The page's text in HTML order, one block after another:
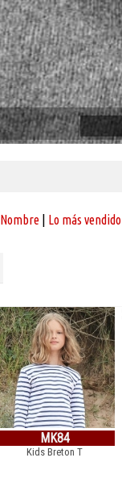
Nombre Lo más vendido
MK84
Kids Breton T